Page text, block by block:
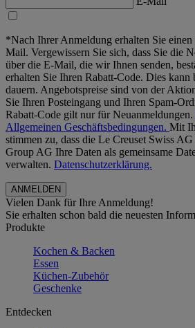
*Nach Ihrer Anmeldung erhalten Sie
Mail. Vergewissern Sie sich, dass Sie die
über die E-Mail, die wir Ihnen senden,
erhalten Sie Ihren Rabatt-Code. Dies kann
dauern. Angebotspreise sind von der
Sie Ihren Posteingang und Ihren Spam-
Rabatt-Code gilt nur für Neuanmeldungen.
Allgemeinen Geschäftsbedingungen. Mit
stimmen zu, dass die Le Creuset Swiss
Group AG Ihre Daten als gemeinsame
verwalten. Datenschutzerklärung.
Vielen Dank für Ihre Anmeldung!
Sie erhalten schon bald die neuesten
Produkte
Kochen & Backen
Essen
Küchen-Zubehör
Geschenke
Entdecken